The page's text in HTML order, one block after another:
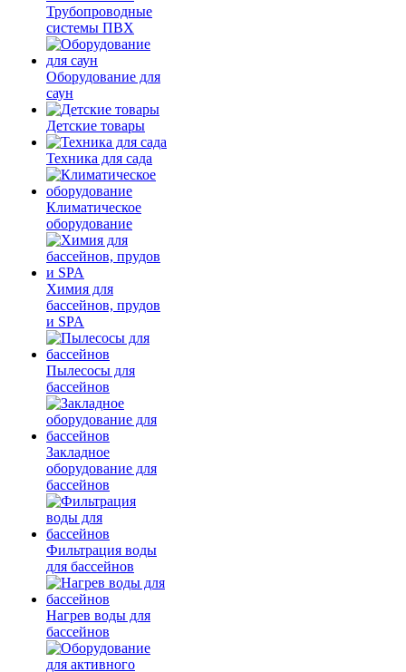
Трубопроводные
системы ПВХ
Оборудование для
саун
Детские товары
Техника для сада
Климатическое
оборудование
Химия для
бассейнов, прудов
и SPA
Пылесосы для
бассейнов
Закладное
оборудование для
бассейнов
Фильтрация воды
для бассейнов
Нагрев воды для
бассейнов